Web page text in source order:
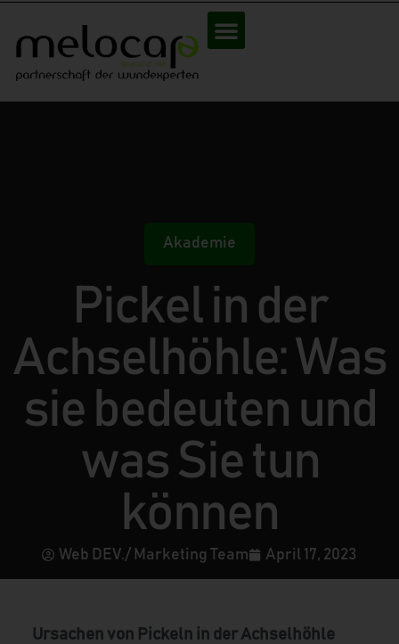
Akademie
Pickel in der
Achselhöhle: Was
sie bedeuten und
was Sie tun
können
Web DEV./ Marketing Team April 17, 2023
Ursachen von Pickeln in der Achselhöhle